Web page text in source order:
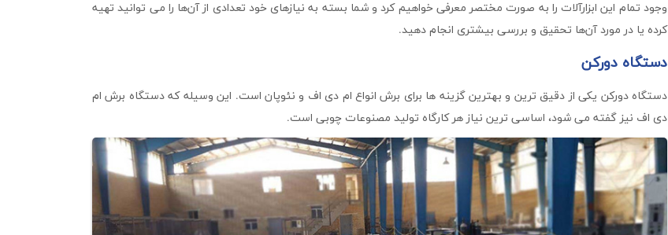
وجود تمام این ابزارآلات را به صورت مختصر معرفی خواهیم کرد و شما بسته به نیازهای خود تعدادی از آن‌ها را می توانید تهیه
کرده یا در مورد آن‌ها تحقیق و بررسی بیشتری انجام دهید.
دستگاه دورکن
دستگاه دورکن یکی از دقیق ترین و بهترین گزینه ها برای برش انواع ام دی اف و نئوپان است. این وسیله که دستگاه برش ام
دی اف نیز گفته می شود، اساسی ترین نیاز هر کارگاه تولید مصنوعات چوبی است.